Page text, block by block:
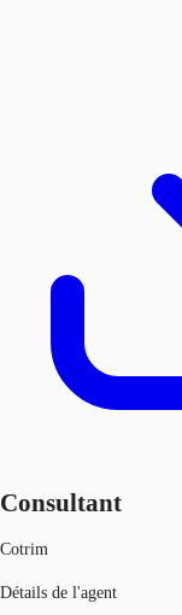
Consultant
Cotrim
Détails de l'agent